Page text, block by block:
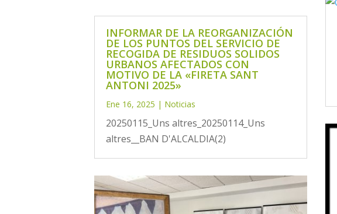
INFORMAR DE LA REORGANIZACIÓN
DE LOS PUNTOS DEL SERVICIO DE
RECOGIDA DE RESIDUOS SOLIDOS
URBANOS AFECTADOS CON
MOTIVO DE LA «FIRETA SANT
ANTONI 2025»
Ene 16, 2025 | Noticias
20250115_Uns altres_20250114_Uns
altres__BAN D'ALCALDIA(2)